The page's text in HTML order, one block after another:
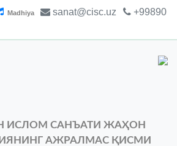
Madhiya sanat@cisc.uz
+99890
ИСЛОМ САНЪАТИ ЖАҲОН
АЖРАЛМАС ҚИСМИ